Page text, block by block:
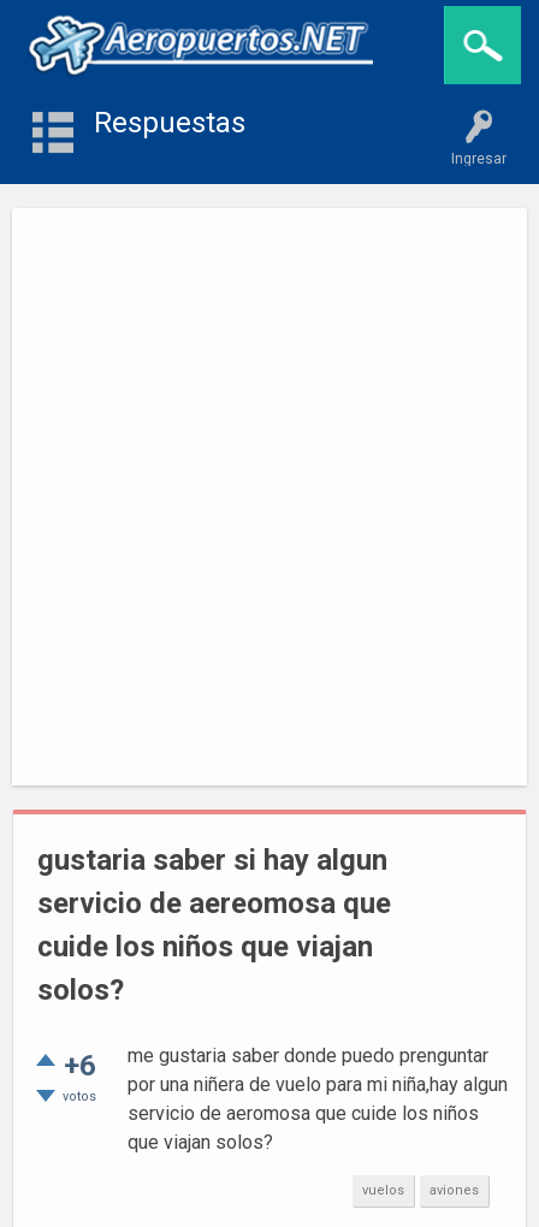
Ingresar
Respuestas
gustaria saber si hay algun
servicio de aereomosa que
cuide los niños que viajan
solos?
+6
votos
me gustaria saber donde puedo prenguntar
por una niñera de vuelo para mi niña,hay algun
servicio de aeromosa que cuide los niños
que viajan solos?
vuelos aviones